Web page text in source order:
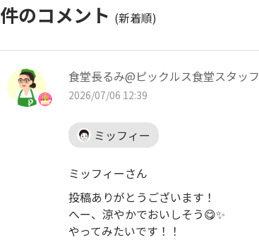
件のコメント (新着順)
食堂長るみ@ピックルス食堂スタッフ
2026/07/06 12:39
ミッフィー
ミッフィーさん
投稿ありがとうございます！
へー、涼やかでおいしそう😋✨
やってみたいです！！